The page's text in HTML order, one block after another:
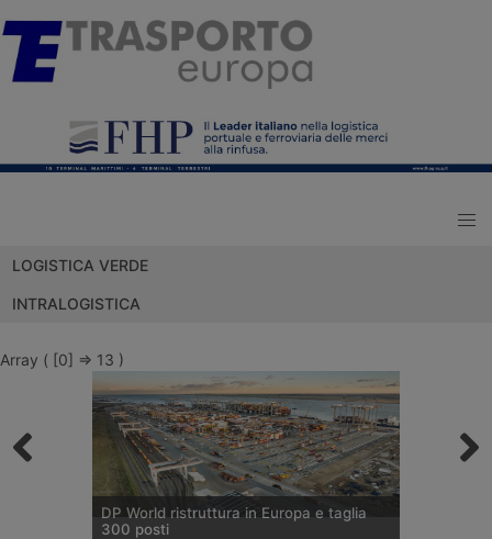
LOGISTICA VERDE
INTRALOGISTICA
Array ( [0] => 13 )
DP World ristruttura in Europa e taglia
300 posti